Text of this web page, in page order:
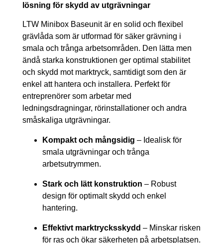
lösning för skydd av utgrävningar
LTW Minibox Baseunit är en solid och flexibel
grävlåda som är utformad för säker grävning i
smala och trånga arbetsområden. Den lätta men
ändå starka konstruktionen ger optimal stabilitet
och skydd mot marktryck, samtidigt som den är
enkel att hantera och installera. Perfekt för
entreprenörer som arbetar med
ledningsdragningar, rörinstallationer och andra
småskaliga utgrävningar.
Kompakt och mångsidig – Idealisk för
smala utgrävningar och trånga
arbetsutrymmen.
Stark och lätt konstruktion – Robust
design för optimalt skydd och enkel
hantering.
Effektivt marktrycksskydd – Minskar risken
för ras och ökar säkerheten på arbetsplatsen.